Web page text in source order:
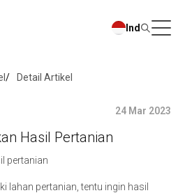
Ind
Detail Artikel
24 Mar 2023
Hasil Pertanian
lahan pertanian, tentu ingin hasil